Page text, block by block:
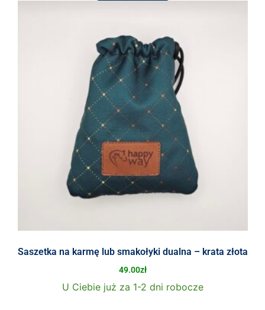
Saszetka na karmę lub smakołyki dualna – krata złota
49.00zł
U Ciebie już za 1-2 dni robocze